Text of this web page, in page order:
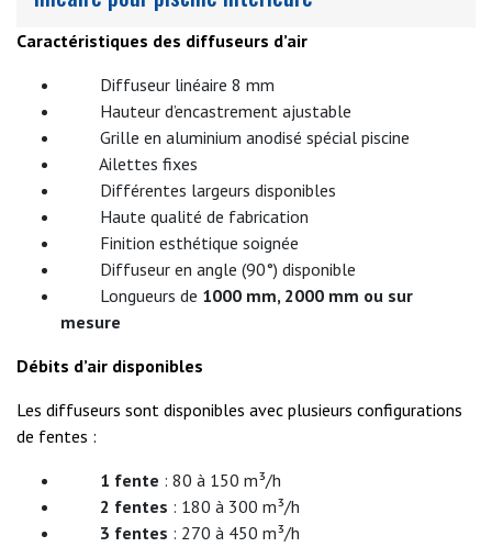
Caractéristiques des diffuseurs d’air
Diffuseur linéaire 8 mm
Hauteur d’encastrement ajustable
Grille en aluminium anodisé spécial piscine
Ailettes fixes
Différentes largeurs disponibles
Haute qualité de fabrication
Finition esthétique soignée
Diffuseur en angle (90°) disponible
Longueurs de 1000 mm, 2000 mm ou sur
mesure
Débits d’air disponibles
Les diffuseurs sont disponibles avec plusieurs configurations
de fentes :
1 fente : 80 à 150 m³/h
2 fentes : 180 à 300 m³/h
3 fentes : 270 à 450 m³/h